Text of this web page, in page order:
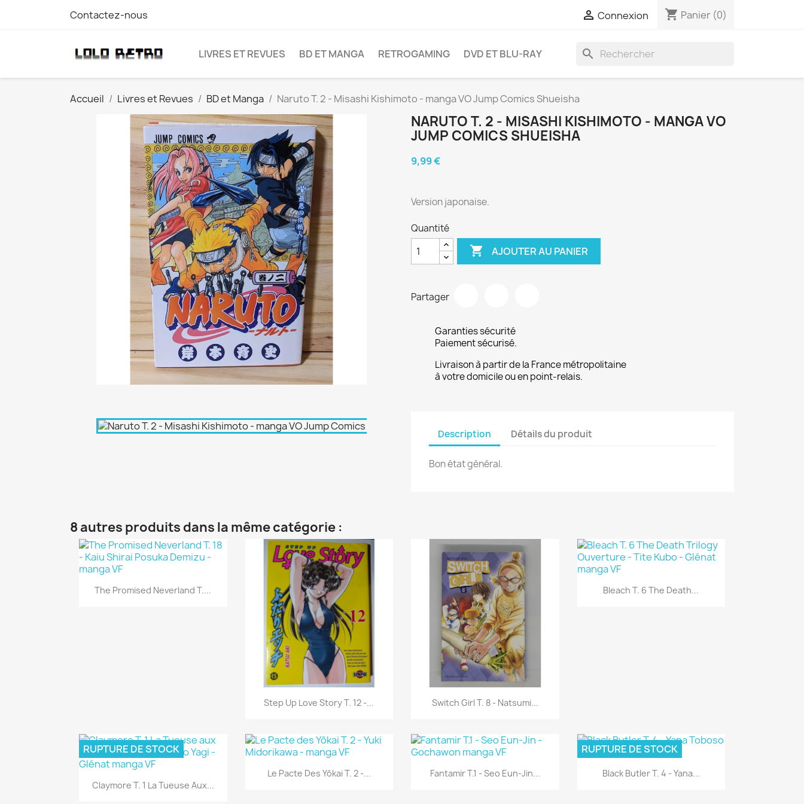
Contactez-nous  Connexion shopping_cart Panier (0)
LIVRES ET REVUES BD ET MANGA RETROGAMING DVD ET BLU-RAY search
Accueil Livres et Revues BD et Manga Naruto T. 2 - Misashi Kishimoto - manga VO Jump Comics Shueisha
NARUTO T. 2 - MISASHI KISHIMOTO - MANGA VO
JUMP COMICS SHUEISHA
9,99 €
Version japonaise.
Quantité
 AJOUTER AU PANIER
Partager
Garanties sécurité
Paiement sécurisé.
Livraison à partir de la France métropolitaine
à votre domicile ou en point-relais.
Description Détails du produit
Bon état général.
8 autres produits dans la même catégorie :
Aperçu rapide
The Promised Neverland T....
Aperçu rapide
Step Up Love Story T. 12 -... Aperçu rapide
Switch Girl T. 8 - Natsumi...
Aperçu rapide
Bleach T. 6 The Death...
Aperçu rapide
Claymore T. 1 La Tueuse Aux...
RUPTURE DE STOCK
Aperçu rapide
Le Pacte Des Yôkai T. 2 -... Aperçu rapide
Fantamir T.1 - Seo Eun-Jin... Aperçu rapide
Black Butler T. 4 - Yana...
RUPTURE DE STOCK